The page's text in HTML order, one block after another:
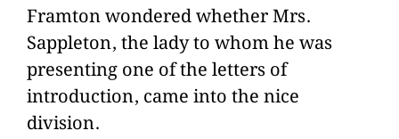
Framton wondered whether Mrs.
Sappleton, the lady to whom he was
presenting one of the letters of
introduction, came into the nice
division.